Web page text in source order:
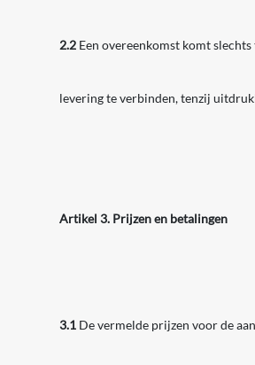
2.2 Een overeenkomst komt
levering te verbinden, tenzij
Artikel 3. Prijzen en betalingen
3.1 De vermelde prijzen voor de